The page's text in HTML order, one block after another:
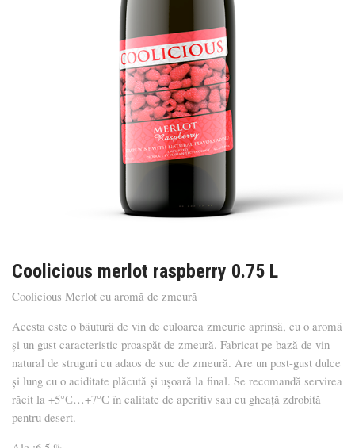
Coolicious merlot raspberry 0.75 L
Coolicious Merlot cu aromă de zmeură
Acesta este o băutură de vin de culoarea zmeurie aprinsă, cu o aromă
și un gust caracteristic proaspăt de zmeură. Fabricat pe bază de vin
natural de struguri cu adaos de suc de zmeură. Are un post-gust dulce
și lung cu o aciditate plăcută și ușoară la final. Se recomandă servirea
răcit la +5°С…+7°С în calitate de aperitiv sau cu gheață zdrobită
pentru desert.